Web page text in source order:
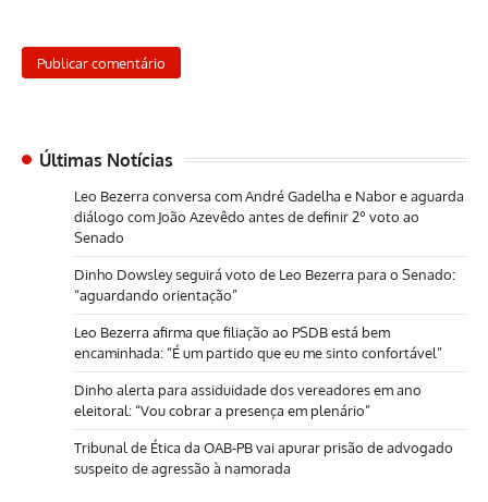
Últimas Notícias
Leo Bezerra conversa com André Gadelha e Nabor e aguarda
diálogo com João Azevêdo antes de definir 2º voto ao
Senado
Dinho Dowsley seguirá voto de Leo Bezerra para o Senado:
“aguardando orientação”
Leo Bezerra afirma que filiação ao PSDB está bem
encaminhada: “É um partido que eu me sinto confortável”
Dinho alerta para assiduidade dos vereadores em ano
eleitoral: “Vou cobrar a presença em plenário”
Tribunal de Ética da OAB-PB vai apurar prisão de advogado
suspeito de agressão à namorada